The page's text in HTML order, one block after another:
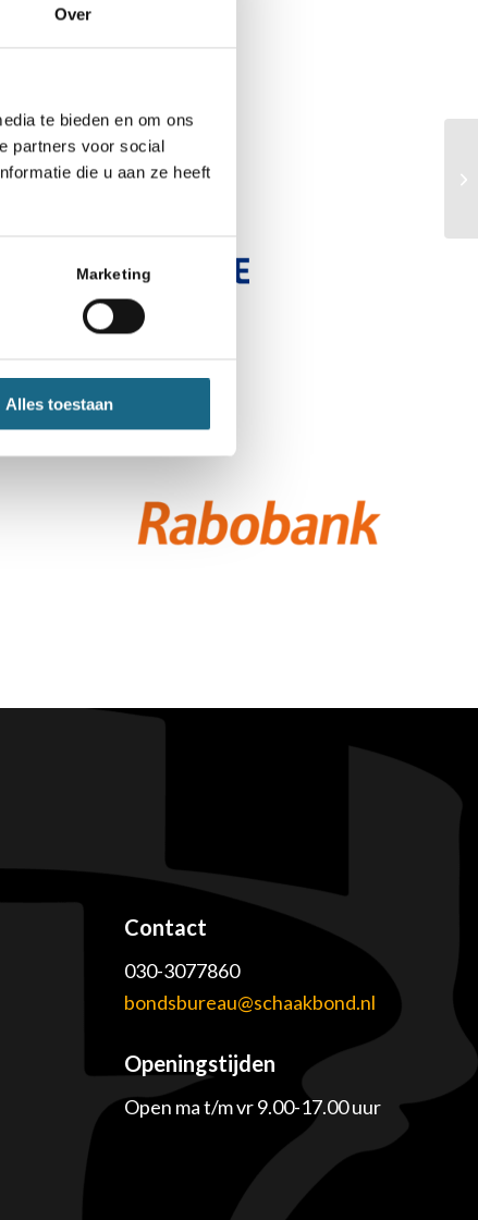
Over
te bieden en om ons
partners voor social
die u aan ze heeft
Marketing
Alles toestaan
Contact
030-3077860
bondsbureau@schaakbond.nl
Openingstijden
Open ma t/m vr 9.00-17.00 uur